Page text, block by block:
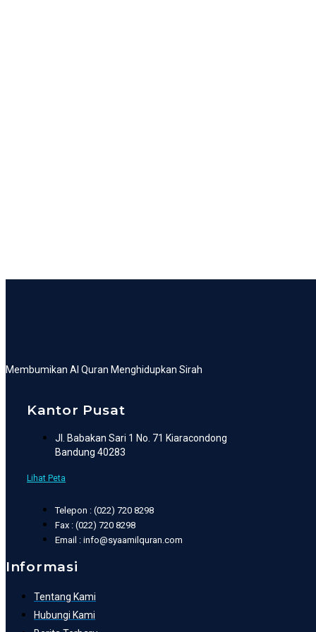
Membumikan Al Quran Menghidupkan Sirah
Kantor Pusat
Jl. Babakan Sari 1 No. 71 Kiaracondong
Bandung 40283
Lihat Peta
Telepon : (022) 720 8298
Fax : (022) 720 8298
Email : info@syaamilquran.com
Informasi
Tentang Kami
Hubungi Kami